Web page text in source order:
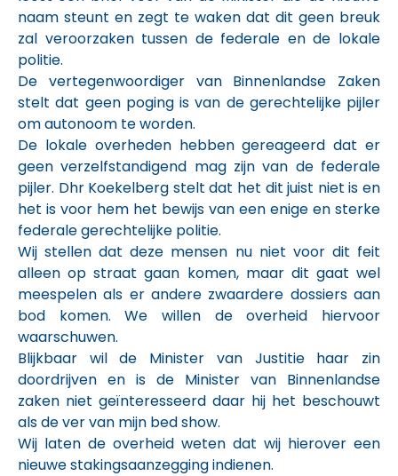
naam steunt en zegt te waken dat dit geen breuk
zal veroorzaken tussen de federale en de lokale
politie.
De vertegenwoordiger van Binnenlandse Zaken
stelt dat geen poging is van de gerechtelijke pijler
om autonoom te worden.
De lokale overheden hebben gereageerd dat er
geen verzelfstandigend mag zijn van de federale
pijler. Dhr Koekelberg stelt dat het dit juist niet is en
het is voor hem het bewijs van een enige en sterke
federale gerechtelijke politie.
Wij stellen dat deze mensen nu niet voor dit feit
alleen op straat gaan komen, maar dit gaat wel
meespelen als er andere zwaardere dossiers aan
bod komen. We willen de overheid hiervoor
waarschuwen.
Blijkbaar wil de Minister van Justitie haar zin
doordrijven en is de Minister van Binnenlandse
zaken niet geïnteresseerd daar hij het beschouwt
als de ver van mijn bed show.
Wij laten de overheid weten dat wij hierover een
nieuwe stakingsaanzegging indienen.